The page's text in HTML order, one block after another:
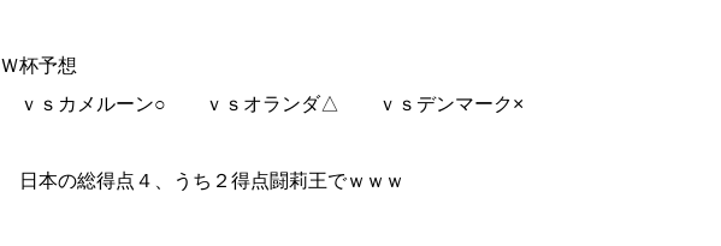
Ｗ杯予想
ｖｓカメルーン○ ｖｓオランダ△ ｖｓデンマーク×
日本の総得点４、うち２得点闘莉王でｗｗｗ